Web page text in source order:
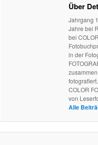
Über
Jahrgang
Jahre bei
bei
in der
COLOR
von
Alle